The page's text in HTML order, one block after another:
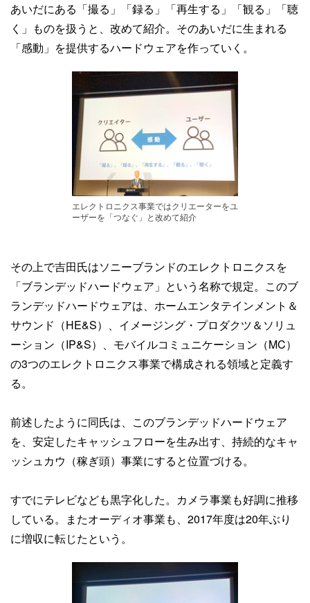
あいだにある「撮る」「録る」「再生する」「観る」「聴
く」ものを扱うと、改めて紹介。そのあいだに生まれる
「感動」を提供するハードウェアを作っていく。
エレクトロニクス事業ではクリエーターをユ
ーザーを「つなぐ」と改めて紹介
その上で吉田氏はソニーブランドのエレクトロニクスを
「ブランデッドハードウェア」という名称で規定。このブ
ランデッドハードウェアは、ホームエンタテインメント＆
サウンド（HE&S）、イメージング・プロダクツ＆ソリュ
ーション（IP&S）、モバイルコミュニケーション（MC）
の3つのエレクトロニクス事業で構成される領域と定義す
る。
前述したように同氏は、このブランデッドハードウェア
を、安定したキャッシュフローを生み出す、持続的なキャ
ッシュカウ（稼ぎ頭）事業にすると位置づける。
すでにテレビなども黒字化した。カメラ事業も好調に推移
している。またオーディオ事業も、2017年度は20年ぶり
に増収に転じたという。